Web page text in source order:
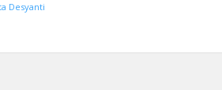
Desyanti